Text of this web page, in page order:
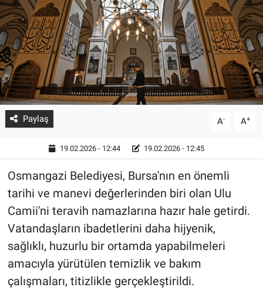
Paylaş A- A+
19.02.2026 - 12:44 19.02.2026 - 12:45
Osmangazi Belediyesi, Bursa'nın en önemli
tarihi ve manevi değerlerinden biri olan Ulu
Camii'ni teravih namazlarına hazır hale getirdi.
Vatandaşların ibadetlerini daha hijyenik,
sağlıklı, huzurlu bir ortamda yapabilmeleri
amacıyla yürütülen temizlik ve bakım
çalışmaları, titizlikle gerçekleştirildi.